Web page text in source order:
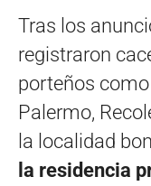
Tras los
registraron
porteños
Palermo,
la localidad
la residencia